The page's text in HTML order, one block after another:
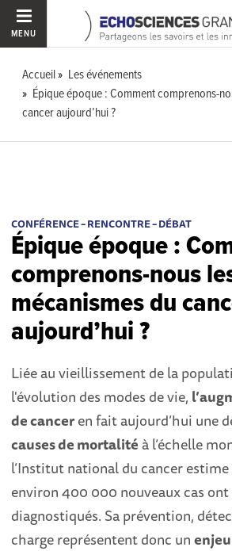
MENU
Accueil
Les événements
Épique époque : Comment comprenons-
cancer aujourd’hui ?
CONFÉRENCE – RENCONTRE – DÉBAT
Épique époque :
comprenons-nous
mécanismes du
aujourd’hui ?
Liée au vieillissement de la
l'évolution des modes de vie,
de canceren fait aujourd’hui une
causes de mortalitéà l’échelle
l’Institut national du cancer
environ 400 000 nouveaux cas
diagnostiqués. Sa prévention,
charge représentent donc un